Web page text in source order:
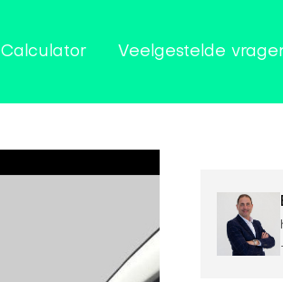
Calculator Veelgestelde